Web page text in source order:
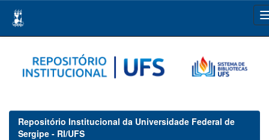
navigation
Repositório Institucional da Universidade Federal de
Sergipe - RI/UFS